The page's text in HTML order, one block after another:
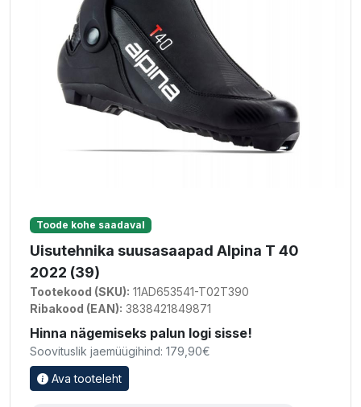
Toode kohe saadaval
Uisutehnika suusasaapad Alpina T 40
2022 (39)
Tootekood (SKU): 11AD653541-T02T390
Ribakood (EAN): 3838421849871
Hinna nägemiseks palun logi sisse!
Soovituslik jaemüügihind: 179,90€
Ava tooteleht